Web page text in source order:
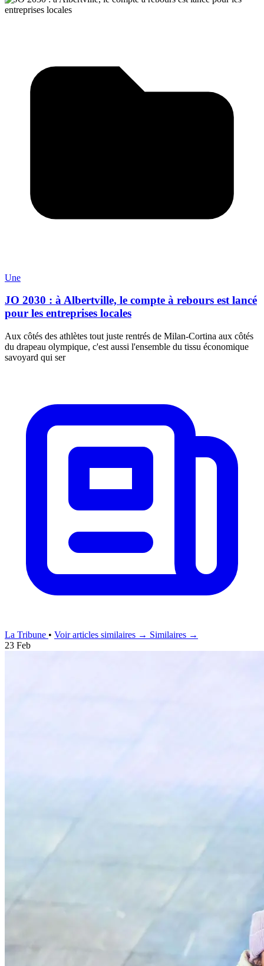
Une
JO 2030 : à Albertville, le compte à rebours est lancé
pour les entreprises locales
Aux côtés des athlètes tout juste rentrés de Milan-Cortina aux côtés
du drapeau olympique, c'est aussi l'ensemble du tissu économique
savoyard qui ser
La Tribune • Voir articles similaires → Similaires →
23 Feb